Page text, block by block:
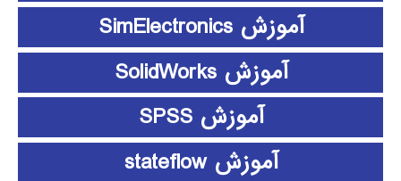
آموزش SimElectronics
آموزش SolidWorks
آموزش SPSS
آموزش stateflow